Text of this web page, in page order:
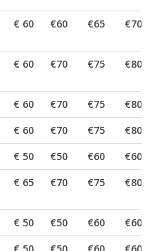
€ 60 €60 €65 €70
€ 60 €70 €75 €80
€ 60 €70 €75
€80
€ 60 €70 €75
€80
€ 50 €50 €60
€60
€ 65 €70 €75 €80
€ 50 €50 €60
€60
€ 50 €50 €60 €60